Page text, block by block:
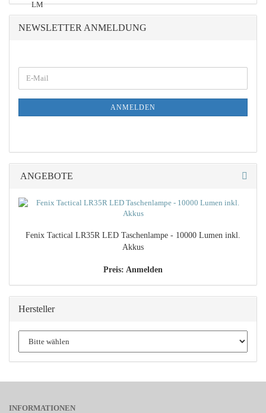
NEWSLETTER ANMELDUNG
ZUR
E-
Mail
ANMELDEN
ANGEBOTE
Fenix Tac­ti­cal LR35R LED Ta­schen­lam­pe - 10000 Lumen inkl.
Akkus
Preis: Anmelden
Hersteller
INFORMATIONEN